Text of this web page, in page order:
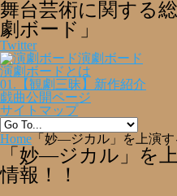
舞台芸術に関する
劇ボード」
Twitter
演劇ボード
演劇ボードとは
01.【観劇三昧】新作紹介
戯曲公開ページ
サイトマップ
Home 「妙―ジカル」を上演
「妙―ジカル」を
情報！！